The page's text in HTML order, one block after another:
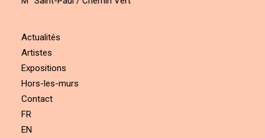
Actualités
Artistes
Expositions
Hors-les-murs
Contact
FR
EN